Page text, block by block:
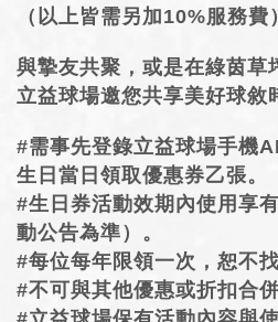
（以上皆需另加10%服務費）
與摯友共聚，或是在綠茵草
立益球場邀您共享美好球敘
#需事先登錄立益球場手機
生日當日領取優惠券乙張。
#生日券活動效期內使用享
動公告為準）。
#每位每年限領一次，恕不
#不可與其他優惠或折扣合併